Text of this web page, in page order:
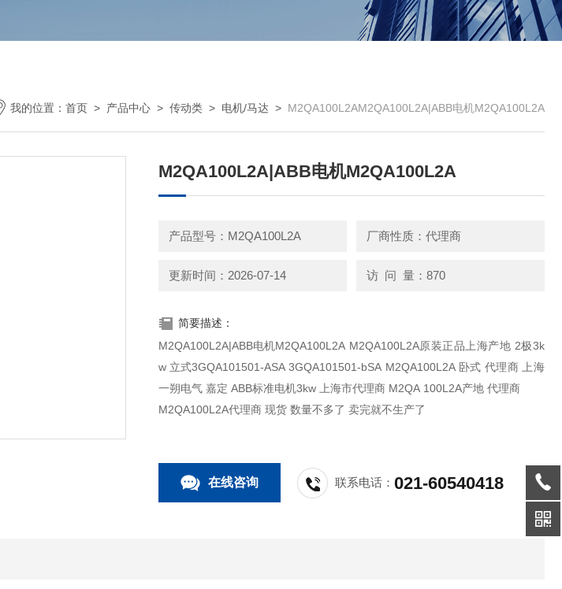
我的位置： 首页 > 产品中心 > 传动类 > 电机/马达 > M2QA100L2AM2QA100L2A|ABB电机M2QA100L2A
M2QA100L2A|ABB电机M2QA100L2A
产品型号：M2QA100L2A 厂商性质：代理商
更新时间：2026-07-14 访 问 量：870
简要描述：
M2QA100L2A|ABB电机M2QA100L2A M2QA100L2A原装正品上海产地 2极3k
w 立式3GQA101501-ASA 3GQA101501-bSA M2QA100L2A 卧式 代理商 上海
一朔电气 嘉定 ABB标准电机3kw 上海市代理商 M2QA 100L2A产地 代理商
M2QA100L2A代理商 现货 数量不多了 卖完就不生产了
在线咨询 联系电话：021-60540418